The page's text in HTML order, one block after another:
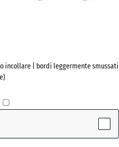
incollare | bordi leggermente smussati